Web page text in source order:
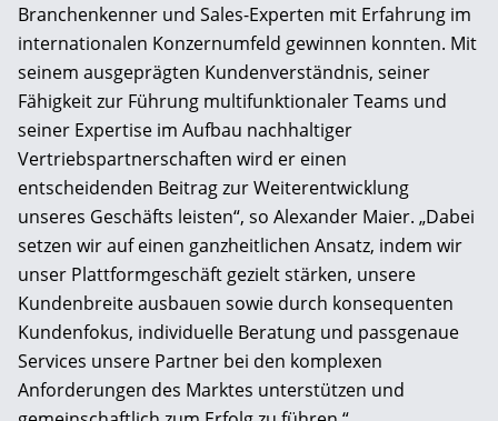
Branchenkenner und Sales-Experten mit Erfahrung im
internationalen Konzernumfeld gewinnen konnten. Mit
seinem ausgeprägten Kundenverständnis, seiner
Fähigkeit zur Führung multifunktionaler Teams und
seiner Expertise im Aufbau nachhaltiger
Vertriebspartnerschaften wird er einen
entscheidenden Beitrag zur Weiterentwicklung
unseres Geschäfts leisten“, so Alexander Maier. „Dabei
setzen wir auf einen ganzheitlichen Ansatz, indem wir
unser Plattformgeschäft gezielt stärken, unsere
Kundenbreite ausbauen sowie durch konsequenten
Kundenfokus, individuelle Beratung und passgenaue
Services unsere Partner bei den komplexen
Anforderungen des Marktes unterstützen und